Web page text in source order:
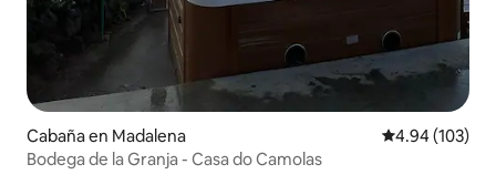
Cabaña en Madalena Calificación
4.94 (103)
Bodega de la Granja - Casa do Camolas